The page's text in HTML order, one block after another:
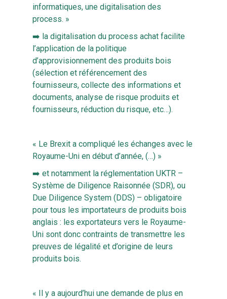
informatiques, une digitalisation des
process. »
➡️ la digitalisation du process achat facilite
l’application de la politique
d’approvisionnement des produits bois
(sélection et référencement des
fournisseurs, collecte des informations et
documents, analyse de risque produits et
fournisseurs, réduction du risque, etc…).
« Le Brexit a compliqué les échanges avec le
Royaume-Uni en début d’année, (…) »
➡️ et notamment la réglementation UKTR –
Système de Diligence Raisonnée (SDR), ou
Due Diligence System (DDS) – obligatoire
pour tous les importateurs de produits bois
anglais : les exportateurs vers le Royaume-
Uni sont donc contraints de transmettre les
preuves de légalité et d’origine de leurs
produits bois.
« Il y a aujourd’hui une demande de plus en